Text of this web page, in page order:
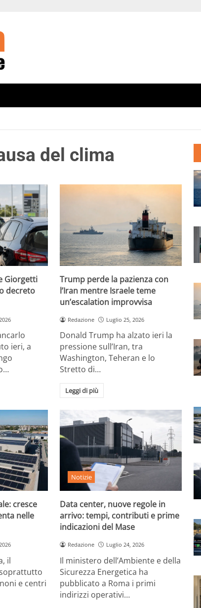
del clima
Giorgetti
decreto
ieri, a
Trump perde la pazienza con
l’Iran mentre Israele teme
un’escalation improvvisa
Redazione Luglio 25, 2026
Donald Trump ha alzato ieri la
pressione sull’Iran, tra
Washington, Teheran e lo
Stretto di…
Leggi di più
cresce
nelle
il
e centri
Notizie
Data center, nuove regole in
arrivo: tempi, contributi e prime
indicazioni del Mase
Redazione Luglio 24, 2026
Il ministero dell’Ambiente e della
Sicurezza Energetica ha
pubblicato a Roma i primi
indirizzi operativi…